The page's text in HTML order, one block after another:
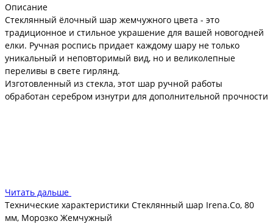
Описание
Стеклянный ёлочный шар жемчужного цвета - это
традиционное и стильное украшение для вашей новогодней
елки. Ручная роспись придает каждому шару не только
уникальный и неповторимый вид, но и великолепные
переливы в свете гирлянд.
Изготовленный из стекла, этот шар ручной работы
обработан серебром изнутри для дополнительной прочности
Читать дальше
Технические характеристики Стеклянный шар Irena.Co, 80
мм, Морозко Жемчужный